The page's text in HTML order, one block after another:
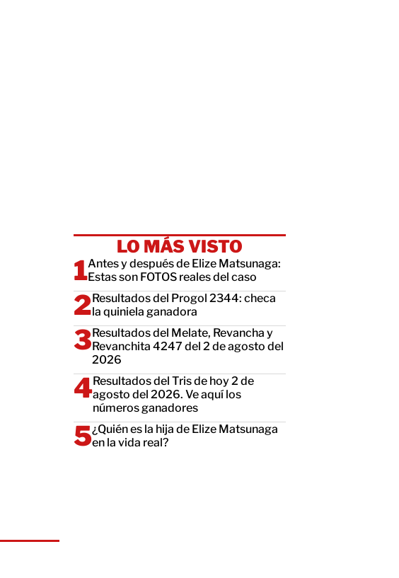
LO MÁS VISTO
Antes y después de Elize Matsunaga:
Estas son FOTOS reales del caso
Resultados del Progol 2344: checa
la quiniela ganadora
Resultados del Melate, Revancha y
Revanchita 4247 del 2 de agosto del
2026
Resultados del Tris de hoy 2 de
agosto del 2026. Ve aquí los
números ganadores
¿Quién es la hija de Elize Matsunaga
en la vida real?